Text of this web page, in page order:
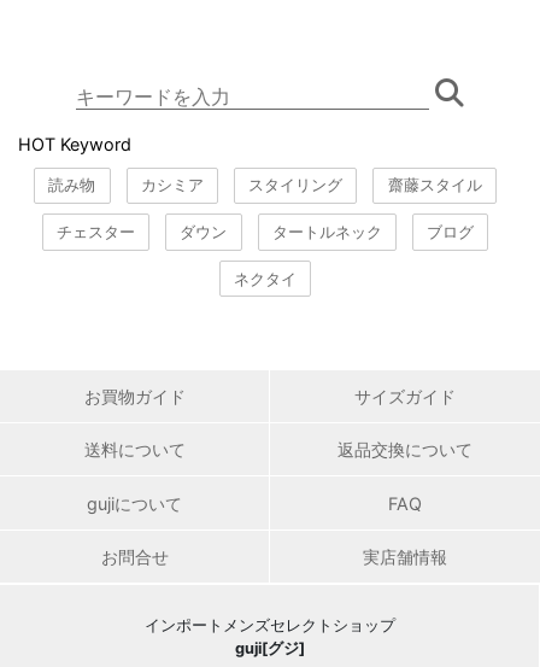
HOT Keyword
読み物 カシミア スタイリング 齋藤スタイル
チェスター ダウン タートルネック ブログ
ネクタイ
お買物ガイド サイズガイド
送料について 返品交換について
gujiについて FAQ
お問合せ 実店舗情報
インポートメンズセレクトショップ
guji[グジ]